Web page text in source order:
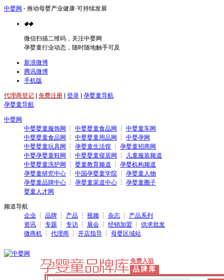
中婴网 - 推动母婴产业健康·可持续发展
◆◆
微信扫描二维码，关注中婴网
孕婴童行业动态，随时随地触手可及
新浪微博
腾讯微博
手机版
代理商登记 免费注册 登录
孕婴童导航
孕婴童导航
中婴网
中婴婴童服饰网
┆ 中婴婴童食品网 ┆ 中婴童车网
中婴婴童食品网
┆ 中婴婴童用品网 ┆ 中婴孕网
中婴婴童玩具网
┆ 孕婴童生活馆 ┆ 孕婴童招商网
中婴孕婴童鞋网
┆ 中婴婴童寝居网 ┆
儿童服装频道
中婴婴童洗护网
┆ 婴童教育频道 ┆ 孕婴机构频道
孕婴童研究中心 ┆ 中国孕婴童学院 ┆ 孕婴童人物
孕婴童品牌中心 ┆ 孕婴童渠道中心 ┆ 孕婴童圈子
婴童人才网
频道导航
企业 ┆ 品牌 ┆ 产品 ┆ 视频 ┆ 杂志 ┆ 产品系列
资讯 ┆ 专题 ┆ 专访 ┆ 展会 ┆ 经销加盟 ┆ 供求批发
微商机 ┆ 代理商 ┆ 开店指导 ┆ 母婴区域站
免费入驻
品牌库